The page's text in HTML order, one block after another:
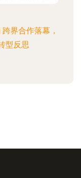
界合作落幕，
型反思